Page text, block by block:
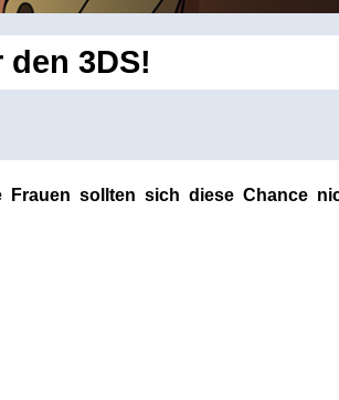
3DS!
Frauen sollten sich diese Chance